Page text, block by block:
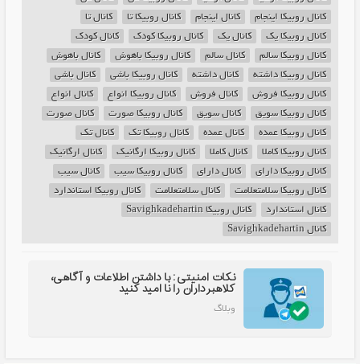
کانال روبیکا اینجام
کانال اینجام کانال روبیکا تا
کانال تا
کانال روبیکا یک
کانال یک کانال روبیکا کودک
کانال کودک
کانال روبیکا سالم
کانال سالم کانال روبیکا باهوش
کانال باهوش
کانال روبیکا داشته
کانال داشته کانال روبیکا باشی
کانال باشی
کانال روبیکا فروش
کانال فروش کانال روبیکا انواع
کانال انواع
کانال روبیکا سویق
کانال سویق کانال روبیکا صورت
کانال صورت
کانال روبیکا عمده
کانال عمده کانال روبیکا تک
کانال تک
کانال روبیکا کاملا
کانال کاملا کانال روبیکا ارگانیک
کانال ارگانیک
کانال روبیکا دارای
کانال دارای کانال روبیکا سیب
کانال سیب
کانال روبیکا سلامتعلامت
کانال سلامتعلامت
کانال روبیکا استاندارد
کانال استاندارد
کانال روبیکا Savighkadehartin
کانال Savighkadehartin
نکات امنیتی: با داشتن اطلاعات و آگاهی،
کلاهبرداران را نا امید کنید
وبلاگ